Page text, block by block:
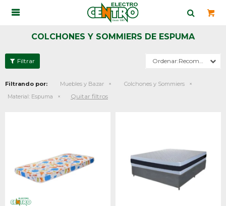

COLCHONES Y SOMMIERS DE ESPUMA
Recomendados
Filtrando por: Muebles y Bazar
Colchones y Sommiers
Material: Espuma Quitar filtros